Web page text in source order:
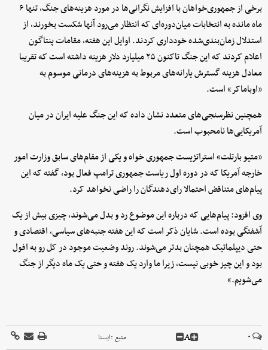
برخی از جمهوری‌خواهان با افزایش نگرانی‌ها در مورد هزینه‌های جنگ، تنها ۶
ماه مانده به انتخابات میان‌دوره‌ای که انتظار می‌رود آنها شکست بخورند، از
استدلال زمان‌بندی‌شده خودداری کردند. اوایل این هفته، مقامات پنتاگون
اعلام کردند که این جنگ تاکنون ۲۵ میلیارد دلار هزینه داشته است که تقریبا
معادل هزینه گسترش یارانه‌های مربوط به هزینه‌های درمانی موسوم به
«اوباماکر» است.
همچنین نظرسنجی‌های متعدد نشان داده که این جنگ علیه ایران در میان
آمریکایی‌ها نامحبوب است.
«متیو بارتلت» استراتژیست جمهوری خواه و یکی از مقام‌های سابق وزارت امور
خارجه آمریکا که در دوره اول ریاست جمهوری ترامپ فعال بود، گفته که این
پیام‌های متناقض احتمالا رای‌دهندگان را راضی نخواهد کرد.
وی افزود: پیام‌هایی که درباره این موضوع رد و بدل می‌شوند، چیزی بیش از یک
آشفتگی بوده است. شایان ذکر است که این هفته جنبه‌های سیاسی، اقتصادی و
حتی دیپلماتیک همچنان بدتر می‌شوند. روند وضعیت موجود در کل رو به افول
بود و این چیز خوبی نیست، زیرا ما وارد یک هفته و حتی یک ماه دیگر از جنگ
می‌شویم.»
۰ A منبع :ايسنا